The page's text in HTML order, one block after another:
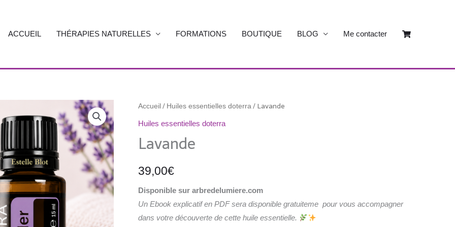
ACCUEIL THÉRAPIES NATURELLES FORMATIONS BOUTIQUE BLOG Me contacter
Accueil / Huiles essentielles doterra / Lavande
Huiles essentielles doterra
Lavande
39,00€
Disponible sur arbredelumiere.com
Un Ebook explicatif en PDF sera disponible gratuiteme pour vous accompagner
dans votre découverte de cette huile essentielle.
quantité
de